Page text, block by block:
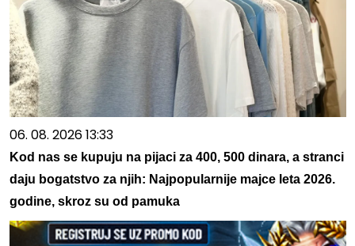
06. 08. 2026 13:33
Kod nas se kupuju na pijaci za 400, 500 dinara, a stranci
daju bogatstvo za njih: Najpopularnije majce leta 2026.
godine, skroz su od pamuka